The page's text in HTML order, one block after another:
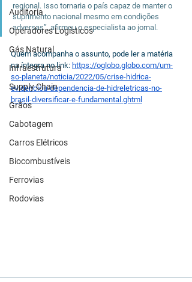
Auditoria
Operadores Logísticos
Gás Natural
Infraestrutura
Supply Chain
Grãos
Cabotagem
Carros Elétricos
Biocombustíveis
Ferrovias
Rodovias
regional. Isso tornaria o país capaz de manter o
suprimento nacional mesmo em condições
adversas”, afirmou o especialista ao jornal.
Quem acompanha o assunto, pode ler a matéria
na íntegra no link: https://oglobo.globo.com/um-
so-planeta/noticia/2022/05/crise-hidrica-
evidenciou-dependencia-de-hidreletricas-no-
brasil-diversificar-e-fundamental.ghtml